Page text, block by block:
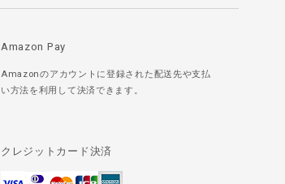
Amazon Pay
Amazonのアカウントに登録された配送先や支払
い方法を利用して決済できます。
クレジットカード決済